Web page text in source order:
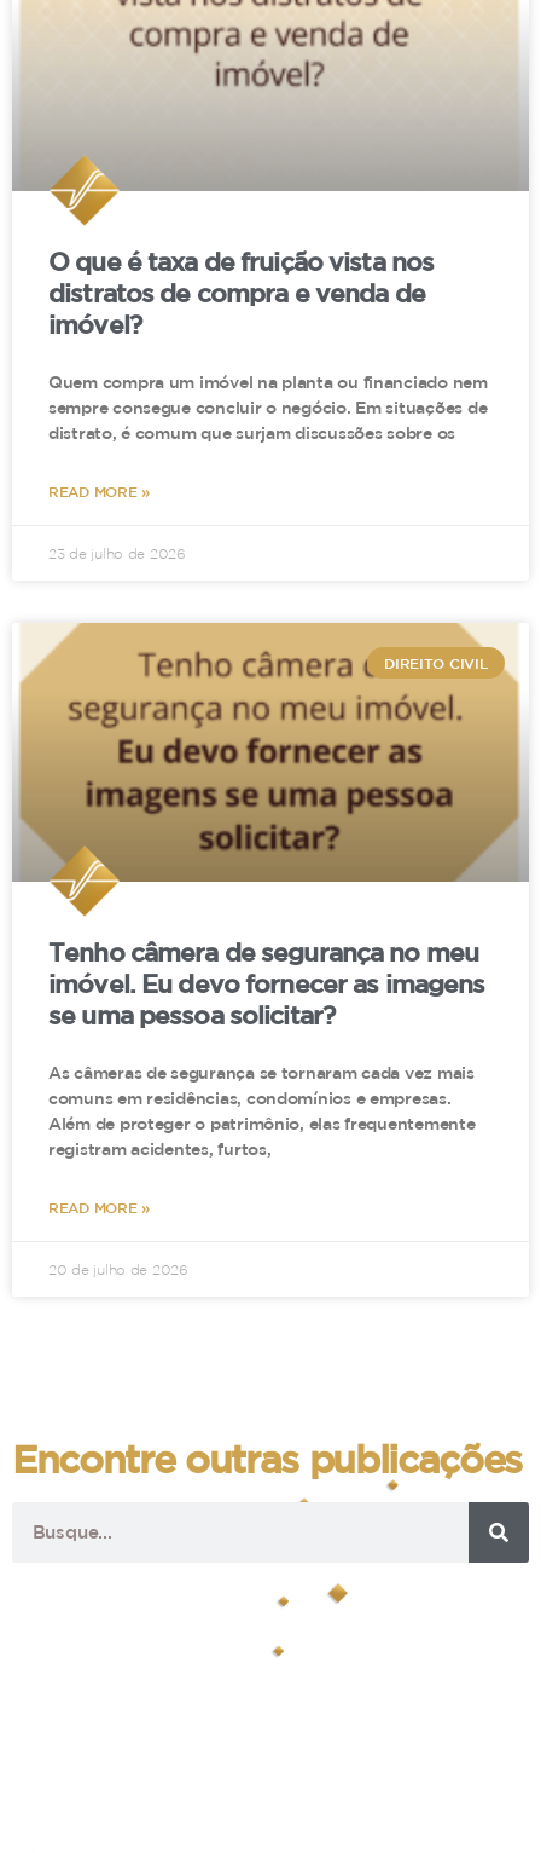
Se você foi lesionado após adquirir um produto
ou serviço, não hesite em buscar o Procon da
O que é taxa de fruição vista nos
distratos de compra e venda de
imóvel?
Quem compra um imóvel na planta ou financiado nem
sempre consegue concluir o negócio. Em situações de
distrato, é comum que surjam discussões sobre os
READ MORE »
23 de julho de 2026
DIREITO CIVIL
Tenho câmera de segurança no meu
imóvel. Eu devo fornecer as imagens
se uma pessoa solicitar?
As câmeras de segurança se tornaram cada vez mais
comuns em residências, condomínios e empresas.
Além de proteger o patrimônio, elas frequentemente
registram acidentes, furtos,
READ MORE »
20 de julho de 2026
Encontre outras publicações